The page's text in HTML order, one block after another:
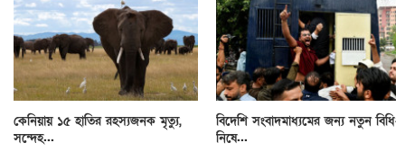
কেনিয়ায় ১৫ হাতির রহস্যজনক মৃত্যু,
সন্দেহ...
বিদেশি সংবাদমাধ্যমের জন্য নতুন বিধি-
নিষে...